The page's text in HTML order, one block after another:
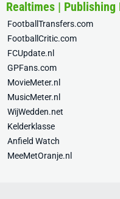
Realtimes | Publishing
FootballTransfers.com
FootballCritic.com
FCUpdate.nl
GPFans.com
MovieMeter.nl
MusicMeter.nl
WijWedden.net
Kelderklasse
Anfield Watch
MeeMetOranje.nl